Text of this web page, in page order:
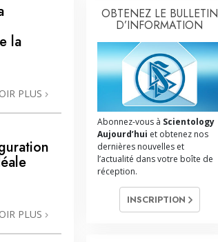
la
PLUS
PLUS
OBTENEZ LE BULLETIN
D’INFORMATION
Abonnez-vous à Scientology
Aujourd’hui et obtenez nos
dernières nouvelles et
l’actualité dans votre boîte de
réception.
INSCRIPTION